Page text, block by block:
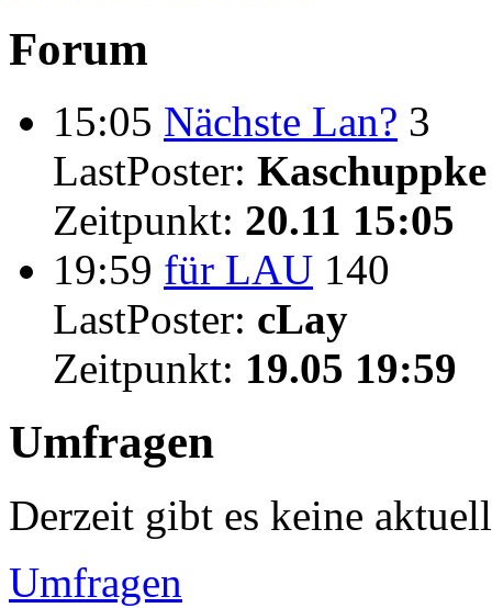
Forum
15:05 Nächste Lan? 3
LastPoster: Kaschuppke
Zeitpunkt: 20.11 15:05
19:59 für LAU 140
LastPoster: cLay
Zeitpunkt: 19.05 19:59
Umfragen
Derzeit gibt es keine
Umfragen